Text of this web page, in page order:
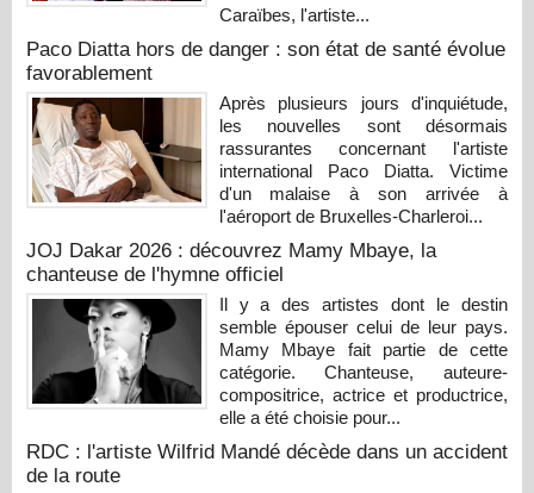
Caraïbes, l'artiste...
Paco Diatta hors de danger : son état de santé évolue
favorablement
Après plusieurs jours d'inquiétude,
les nouvelles sont désormais
rassurantes concernant l'artiste
international Paco Diatta. Victime
d'un malaise à son arrivée à
l'aéroport de Bruxelles-Charleroi...
JOJ Dakar 2026 : découvrez Mamy Mbaye, la
chanteuse de l'hymne officiel
Il y a des artistes dont le destin
semble épouser celui de leur pays.
Mamy Mbaye fait partie de cette
catégorie. Chanteuse, auteure-
compositrice, actrice et productrice,
elle a été choisie pour...
RDC : l'artiste Wilfrid Mandé décède dans un accident
de la route